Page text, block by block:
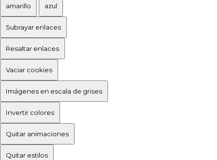
amarillo azul
Subrayar enlaces
Resaltar enlaces
Vaciar cookies
Imágenes en escala de grises
Invertir colores
Quitar animaciones
Quitar estilos